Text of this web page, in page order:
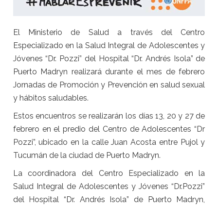
El Ministerio de Salud a través del Centro
Especializado en la Salud Integral de Adolescentes y
Jóvenes “Dr. Pozzi” del Hospital “Dr. Andrés Isola” de
Puerto Madryn realizará durante el mes de febrero
Jornadas de Promoción y Prevención en salud sexual
y hábitos saludables.
Estos encuentros se realizarán los días 13, 20 y 27 de
febrero en el predio del Centro de Adolescentes “Dr
Pozzi”, ubicado en la calle Juan Acosta entre Pujol y
Tucumán de la ciudad de Puerto Madryn.
La coordinadora del Centro Especializado en la
Salud Integral de Adolescentes y Jóvenes “Dr.Pozzi”
del Hospital “Dr. Andrés Isola” de Puerto Madryn,